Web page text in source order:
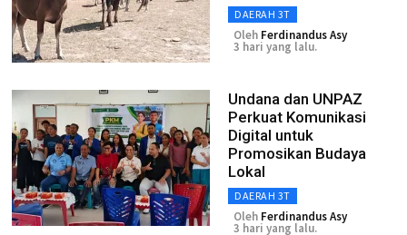
DAERAH 3T
Oleh Ferdinandus Asy
3 hari yang lalu.
Undana dan UNPAZ
Perkuat Komunikasi
Digital untuk
Promosikan Budaya
Lokal
DAERAH 3T
Oleh Ferdinandus Asy
3 hari yang lalu.